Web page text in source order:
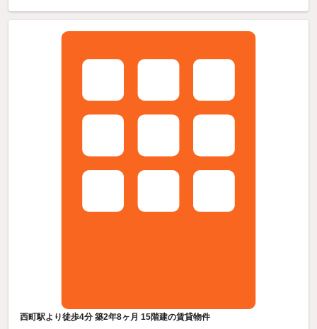
西町駅より徒歩4分 築2年8ヶ月 15階建の賃貸物件